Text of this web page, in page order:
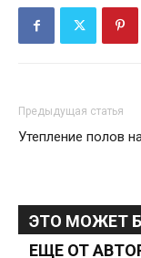
Предыдущая статья
Утепление полов
ЭТО МОЖЕТ
ЕЩЕ ОТ